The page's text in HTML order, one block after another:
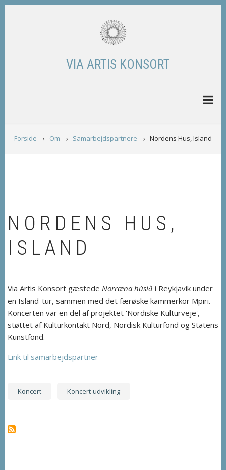
Skip
VIA ARTIS KONSORT
BREADCRUMB
Forside Om Samarbejdspartnere Nordens Hus, Island
NORDENS HUS,
ISLAND
Via Artis Konsort gæstede Norræna húsið í Reykjavík under
en Island-tur, sammen med det færøske kammerkor Mpiri.
Koncerten var en del af projektet 'Nordiske Kulturveje',
støttet af Kulturkontakt Nord, Nordisk Kulturfond og Statens
Kunstfond.
Link til samarbejdspartner
Koncert Koncert-udvikling